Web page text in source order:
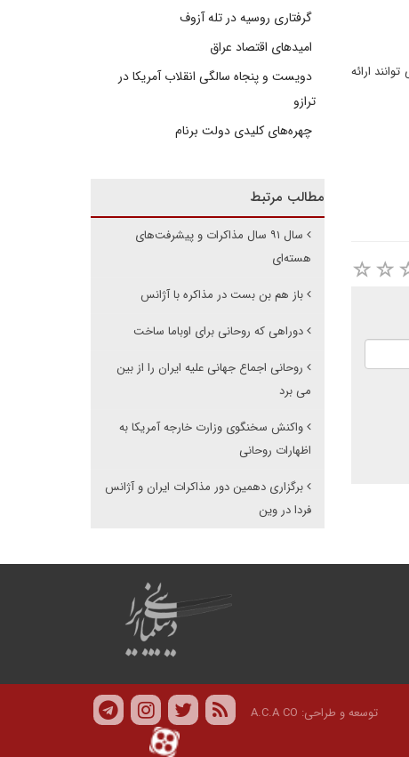
ارائه
گرفتاری روسیه در تله آزوف
امیدهای اقتصاد عراق
دویست و پنجاه سالگی انقلاب آمریکا در
ترازو
چهره‌های کلیدی دولت برنام
مطالب مرتبط
سال ۹۱ سال مذاکرات و پیشرفت‌های
هسته‌ای
باز هم بن بست در مذاکره با آژانس
دوراهی که روحانی برای اوباما ساخت
روحانی اجماع جهانی علیه ایران را از بین
می برد
واکنش سخنگوی وزارت خارجه آمریکا به
اظهارات روحانی
برگزاری دهمین دور مذاکرات ایران و آژانس
فردا در وین
توسعه و طراحی: A.C.A CO